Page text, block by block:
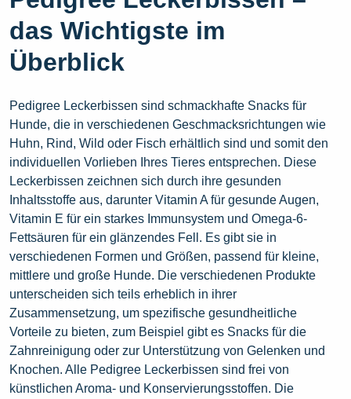
das Wichtigste im
Überblick
Pedigree Leckerbissen sind schmackhafte Snacks für
Hunde, die in verschiedenen Geschmacksrichtungen wie
Huhn, Rind, Wild oder Fisch erhältlich sind und somit den
individuellen Vorlieben Ihres Tieres entsprechen. Diese
Leckerbissen zeichnen sich durch ihre gesunden
Inhaltsstoffe aus, darunter Vitamin A für gesunde Augen,
Vitamin E für ein starkes Immunsystem und Omega-6-
Fettsäuren für ein glänzendes Fell. Es gibt sie in
verschiedenen Formen und Größen, passend für kleine,
mittlere und große Hunde. Die verschiedenen Produkte
unterscheiden sich teils erheblich in ihrer
Zusammensetzung, um spezifische gesundheitliche
Vorteile zu bieten, zum Beispiel gibt es Snacks für die
Zahnreinigung oder zur Unterstützung von Gelenken und
Knochen. Alle Pedigree Leckerbissen sind frei von
künstlichen Aroma- und Konservierungsstoffen. Die